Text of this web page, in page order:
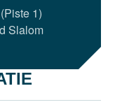
1)
Slalom